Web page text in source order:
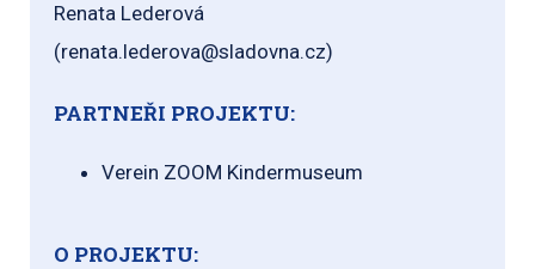
Renata Lederová
(renata.lederova@sladovna.cz)
PARTNEŘI PROJEKTU:
Verein ZOOM Kindermuseum
O PROJEKTU: